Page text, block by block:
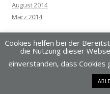
August 2014
März 2014
Dieses Blog läuft mit WordPress
Cookies helfen bei der
die Nutzung dieser
einverstanden, dass Cookies